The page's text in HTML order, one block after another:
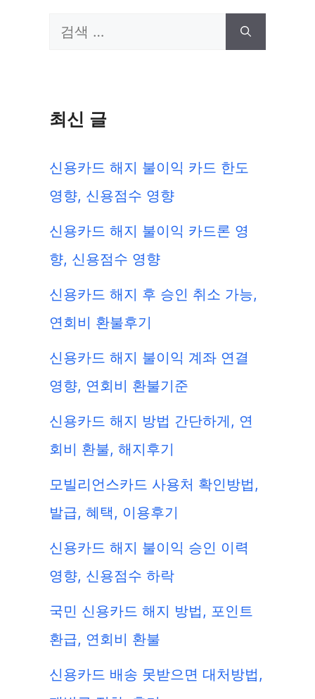
검
최신 글
신용카드 해지 불이익 카드 한도
영향, 신용점수 영향
신용카드 해지 불이익 카드론 영
향, 신용점수 영향
신용카드 해지 후 승인 취소 가능,
연회비 환불후기
신용카드 해지 불이익 계좌 연결
영향, 연회비 환불기준
신용카드 해지 방법 간단하게, 연
회비 환불, 해지후기
모빌리언스카드 사용처 확인방법,
발급, 혜택, 이용후기
신용카드 해지 불이익 승인 이력
영향, 신용점수 하락
국민 신용카드 해지 방법, 포인트
환급, 연회비 환불
신용카드 배송 못받으면 대처방법,